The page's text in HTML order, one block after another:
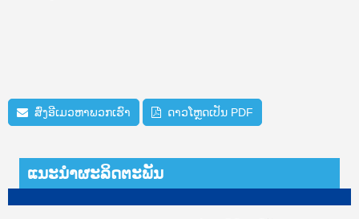
ສົ່ງອີເມວຫາພວກເຮົາ ດາວໂຫຼດເປັນ PDF
ແນະນຳຜະລິດຕະພັນ